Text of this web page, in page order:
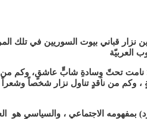
نزار قباني بيوت السوريين في تلك
العربيّة
تحتّ وِسادةِ شابٍّ عاشقٍ، وكم من
، وكم من ناقدٍ تناول نزار شخصاً
بمفهومه الاجتماعي ، والسياسي هو